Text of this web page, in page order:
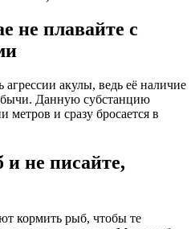
не плавайте с
агрессии акулы, ведь её наличие
Данную субстанцию
метров и сразу бросается в
не писайте,
кормить рыб, чтобы те